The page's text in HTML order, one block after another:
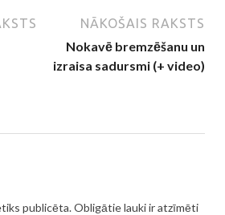
NĀKOŠAIS RAKSTS
Nokavē bremzēšanu un
izraisa sadursmi (+ video)
publicēta.Obligātie lauki ir atzīmēti